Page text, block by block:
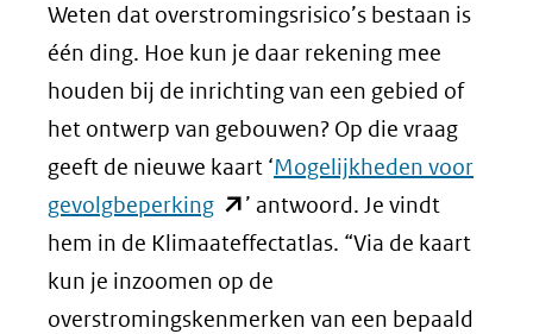
Weten dat overstromingsrisico’s bestaan is
één ding. Hoe kun je daar rekening mee
houden bij de inrichting van een gebied of
het ontwerp van gebouwen? Op die vraag
geeft de nieuwe kaart ‘Mogelijkheden voor
gevolgbeperking(opent
in
nieuw
venster)
’ antwoord. Je vindt
hem in de Klimaateffectatlas. “Via de kaart
kun je inzoomen op de
overstromingskenmerken van een bepaald